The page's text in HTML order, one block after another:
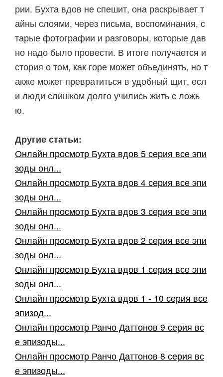
рии. Бухта вдов не спешит, она раскрывает т
айны слоями, через письма, воспоминания, с
тарые фотографии и разговоры, которые дав
но надо было провести. В итоге получается и
стория о том, как горе может объединять, но т
акже может превратиться в удобный щит, есл
и люди слишком долго учились жить с ложь
ю.
Другие статьи:
Онлайн просмотр Бухта вдов 5 серия все эпи
зоды онл...
Онлайн просмотр Бухта вдов 4 серия все эпи
зоды онл...
Онлайн просмотр Бухта вдов 3 серия все эпи
зоды онл...
Онлайн просмотр Бухта вдов 2 серия все эпи
зоды онл...
Онлайн просмотр Бухта вдов 1 серия все эпи
зоды онл...
Онлайн просмотр Бухта вдов 1 - 10 серия все
эпизод...
Онлайн просмотр Ранчо Даттонов 9 серия вс
е эпизоды...
Онлайн просмотр Ранчо Даттонов 8 серия вс
е эпизоды...